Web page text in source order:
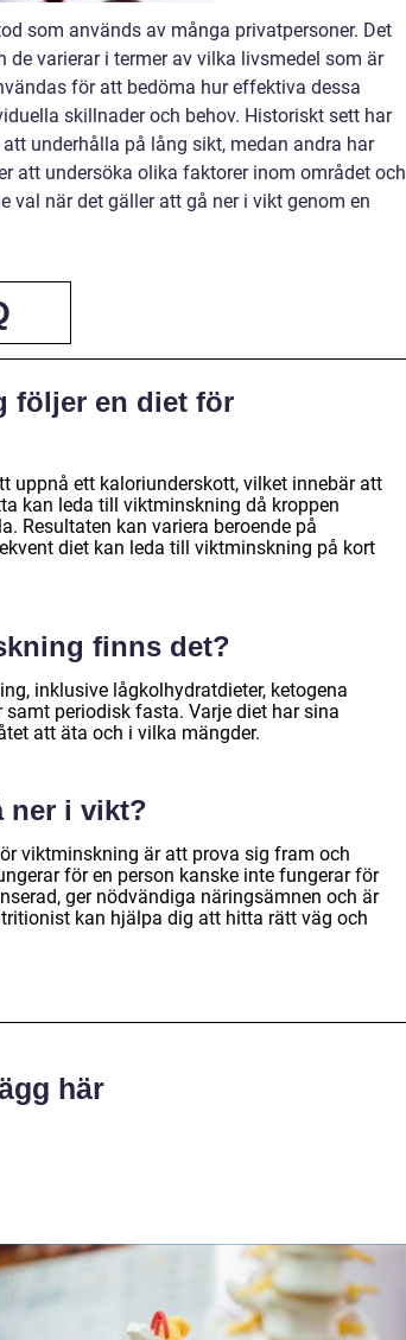
som används av många privatpersoner. Det
varierar i termer av vilka livsmedel som är
för att bedöma hur effektiva dessa
skillnader och behov. Historiskt sett har
underhålla på lång sikt, medan andra har
att undersöka olika faktorer inom området och
när det gäller att gå ner i vikt genom en
följer en diet för
uppnå ett kaloriunderskott, vilket innebär att
kan leda till viktminskning då kroppen
Resultaten kan variera beroende på
diet kan leda till viktminskning på kort
finns det?
inklusive lågkolhydratdieter, ketogena
samt periodisk fasta. Varje diet har sina
att äta och i vilka mängder.
ner i vikt?
viktminskning är att prova sig fram och
för en person kanske inte fungerar för
ger nödvändiga näringsämnen och är
kan hjälpa dig att hitta rätt väg och
här